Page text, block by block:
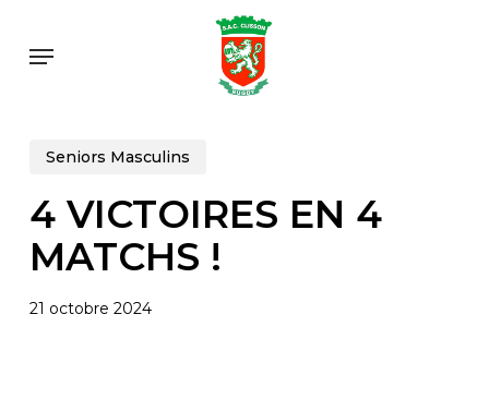
main
Menu
Seniors Masculins
4 VICTOIRES EN 4
MATCHS !
21 octobre 2024